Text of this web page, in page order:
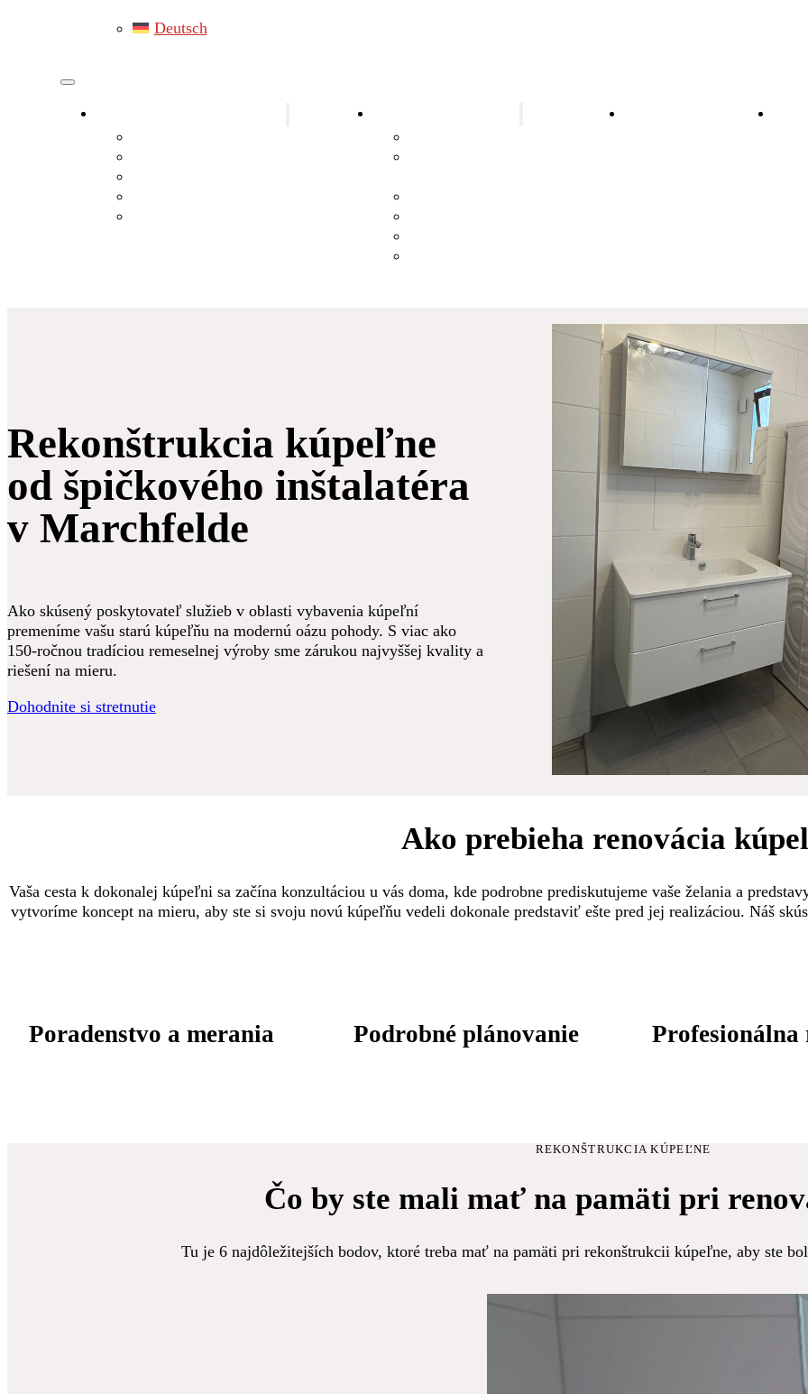
Deutsch
Rekonštrukcia kúpeľne
od špičkového inštalatéra
v Marchfelde
Ako skúsený poskytovateľ služieb v oblasti vybavenia kúpeľní
premeníme vašu starú kúpeľňu na modernú oázu pohody. S viac ako
150-ročnou tradíciou remeselnej výroby sme zárukou najvyššej kvality a
riešení na mieru.
Dohodnite si stretnutie
Ako prebieha renovácia
Vaša cesta k dokonalej kúpeľni sa začína konzultáciou u vás doma, kde podrobne prediskutujeme vaše želania a
vytvoríme koncept na mieru, aby ste si svoju novú kúpeľňu vedeli dokonale predstaviť ešte pred jej realizáciou. Náš
Poradenstvo a merania Podrobné plánovanie Profesionálna
REKONŠTRUKCIA KÚPEĽNE
Čo by ste mali mať na pamäti pri
Tu je 6 najdôležitejších bodov, ktoré treba mať na pamäti pri rekonštrukcii kúpeľne, aby ste